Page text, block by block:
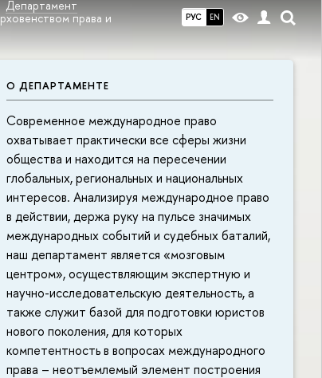
РУС EN
Департамент
права и
О ДЕПАРТАМЕНТЕ
Современное международное право
охватывает практически все сферы жизни
общества и находится на пересечении
глобальных, региональных и национальных
интересов. Анализируя международное право
в действии, держа руку на пульсе значимых
международных событий и судебных баталий,
наш департамент является «мозговым
центром», осуществляющим экспертную и
научно-исследовательскую деятельность, а
также служит базой для подготовки юристов
нового поколения, для которых
компетентность в вопросах международного
права – неотъемлемый элемент построения